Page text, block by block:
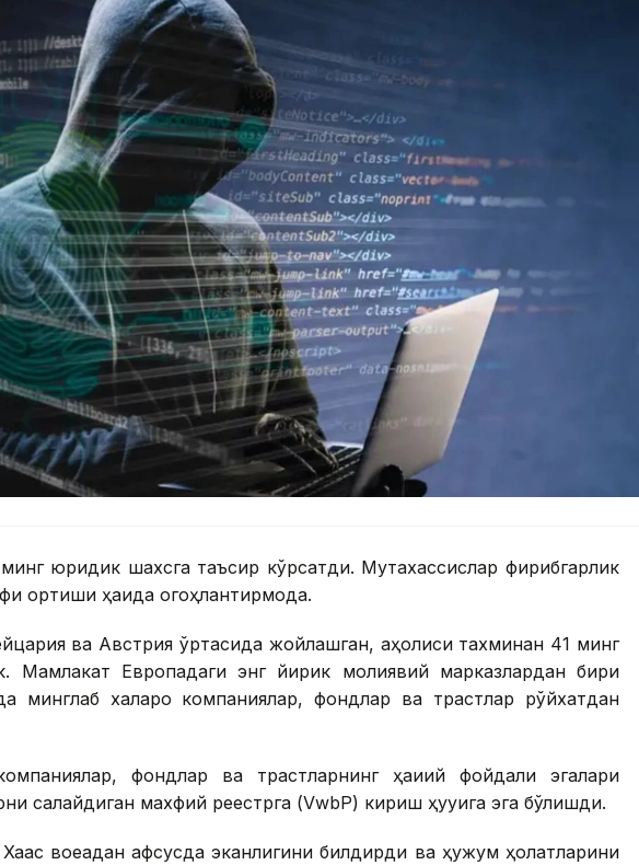
юридик шахсга таъсир кўрсатди. Мутахассислар фирибгарлик
ортиши ҳақида огоҳлантирмоқда.
ва Австрия ўртасида жойлашган, аҳолиси тахминан 41 минг
Мамлакат Европадаги энг йирик молиявий марказлардан бири
минглаб халқаро компаниялар, фондлар ва трастлар рўйхатдан
фондлар ва трастларнинг ҳақиқий фойдали эгалари
сақлайдиган махфий реестрга (VwbP) кириш ҳуқуқига эга бўлишди.
воқеадан афсусда эканлигини билдирди ва ҳужум ҳолатларини